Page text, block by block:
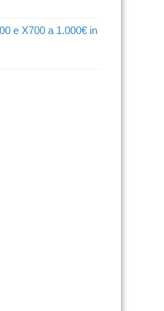
e X700 a 1.000€ in